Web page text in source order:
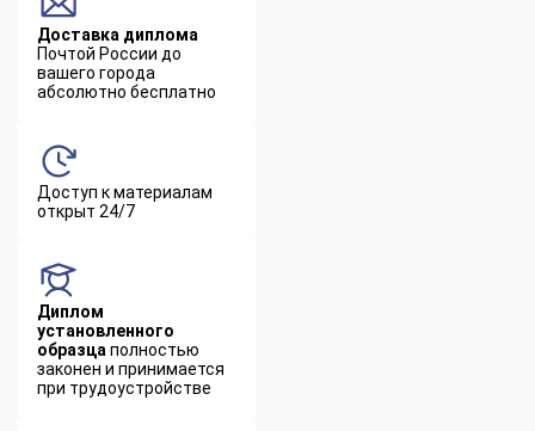
Доставка диплома
Почтой России до
вашего города
абсолютно бесплатно
Доступ к материалам
открыт 24/7
Диплом
установленного
образца полностью
законен и принимается
при трудоустройстве